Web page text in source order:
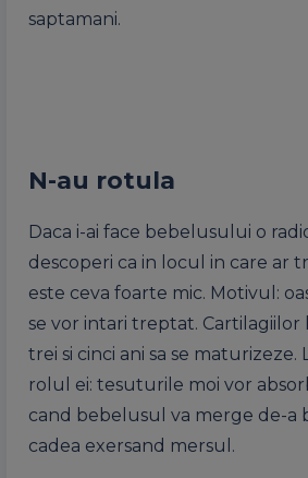
saptamani.
N-au rotula
Daca i-ai face bebelusului o
descoperi ca in locul in care ar
este ceva foarte mic. Motivul:
se vor intari treptat.
trei si cinci ani sa se maturizeze.
rolul ei: tesuturile moi vor
cand bebelusul va merge de-a
cadea exersand mersul.